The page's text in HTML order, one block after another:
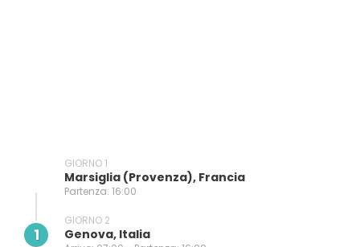
GIORNO 1
Marsiglia (provenza), Francia
Partenza: 16:00
1
GIORNO 2
Genova, Italia